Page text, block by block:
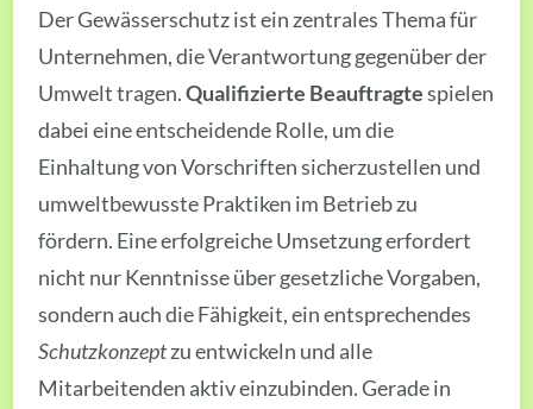
Der Gewässerschutz ist ein zentrales Thema für
Unternehmen, die Verantwortung gegenüber der
Umwelt tragen.Qualifizierte Beauftragtespielen
dabei eine entscheidende Rolle, um die
Einhaltung von Vorschriften sicherzustellen und
umweltbewusste Praktiken im Betrieb zu
fördern. Eine erfolgreiche Umsetzung erfordert
nicht nur Kenntnisse über gesetzliche Vorgaben,
sondern auch die Fähigkeit, ein entsprechendes
Schutzkonzeptzu entwickeln und alle
Mitarbeitenden aktiv einzubinden. Gerade in